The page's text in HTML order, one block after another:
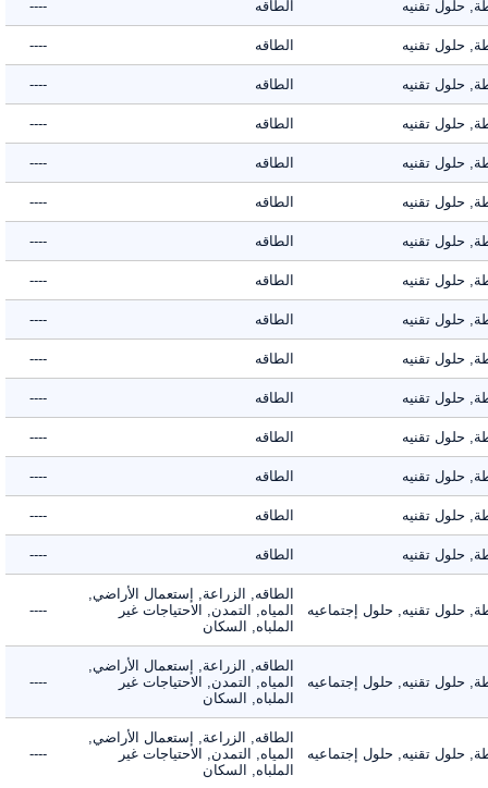
حلول تقنيه الطاقه ----
حلول تقنيه الطاقه ----
حلول تقنيه الطاقه ----
حلول تقنيه الطاقه ----
حلول تقنيه الطاقه ----
حلول تقنيه الطاقه ----
حلول تقنيه الطاقه ----
حلول تقنيه الطاقه ----
حلول تقنيه الطاقه ----
حلول تقنيه الطاقه ----
حلول تقنيه الطاقه ----
حلول تقنيه الطاقه ----
حلول تقنيه الطاقه ----
حلول تقنيه الطاقه ----
حلول تقنيه الطاقه ----
حلول تقنيه, حلول إجتماعيه
الطاقه, الزراعة, إستعمال الأراضي,
المياه, التمدن, الاحتياجات غير
الملباه, السكان
----
حلول تقنيه, حلول إجتماعيه
الطاقه, الزراعة, إستعمال الأراضي,
المياه, التمدن, الاحتياجات غير
الملباه, السكان
----
حلول تقنيه, حلول إجتماعيه
الطاقه, الزراعة, إستعمال الأراضي,
المياه, التمدن, الاحتياجات غير
الملباه, السكان
----